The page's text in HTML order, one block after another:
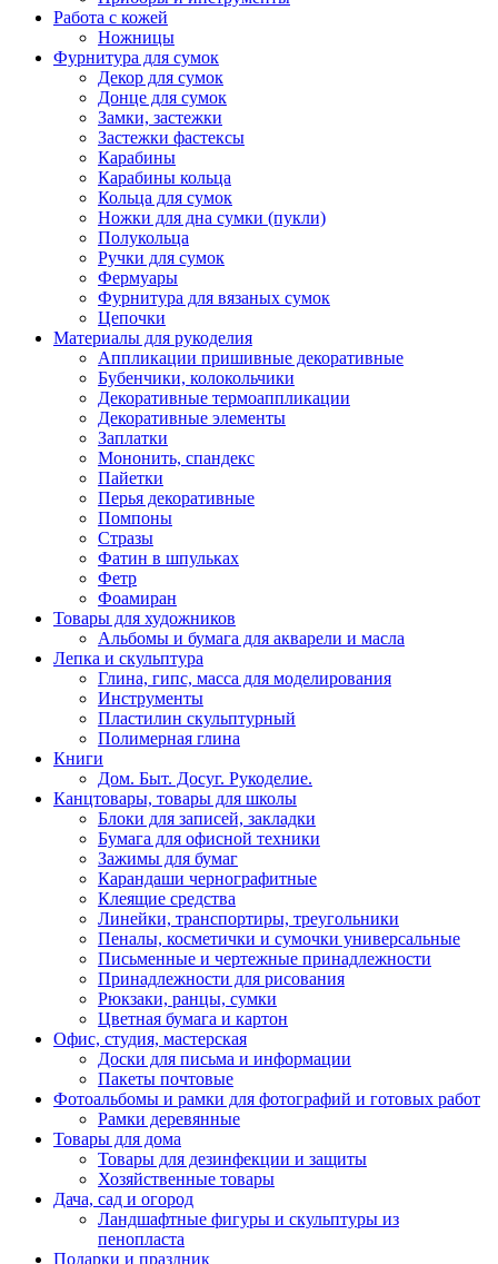
Работа с кожей
Ножницы
Фурнитура для сумок
Декор для сумок
Донце для сумок
Замки, застежки
Застежки фастексы
Карабины
Карабины кольца
Кольца для сумок
Ножки для дна сумки (пукли)
Полукольца
Ручки для сумок
Фермуары
Фурнитура для вязаных сумок
Цепочки
Материалы для рукоделия
Аппликации пришивные декоративные
Бубенчики, колокольчики
Декоративные термоаппликации
Декоративные элементы
Заплатки
Мононить, спандекс
Пайетки
Перья декоративные
Помпоны
Стразы
Фатин в шпульках
Фетр
Фоамиран
Товары для художников
Альбомы и бумага для акварели и масла
Лепка и скульптура
Глина, гипс, масса для моделирования
Инструменты
Пластилин скульптурный
Полимерная глина
Книги
Дом. Быт. Досуг. Рукоделие.
Канцтовары, товары для школы
Блоки для записей, закладки
Бумага для офисной техники
Зажимы для бумаг
Карандаши чернографитные
Клеящие средства
Линейки, транспортиры, треугольники
Пеналы, косметички и сумочки универсальные
Письменные и чертежные принадлежности
Принадлежности для рисования
Рюкзаки, ранцы, сумки
Цветная бумага и картон
Офис, студия, мастерская
Доски для письма и информации
Пакеты почтовые
Фотоальбомы и рамки для фотографий и готовых работ
Рамки деревянные
Товары для дома
Товары для дезинфекции и защиты
Хозяйственные товары
Дача, сад и огород
Ландшафтные фигуры и скульптуры из
пенопласта
Подарки и праздник